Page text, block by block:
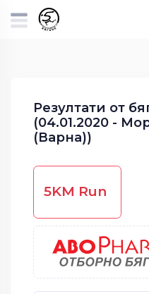
Резултати от
(04.01.2020 -
(Варна))
5KM Run